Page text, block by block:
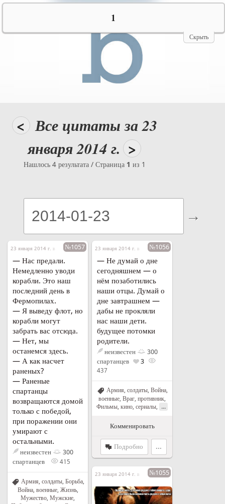
< Все цитаты за 23
января 2014 г. >
Нашлось 4 результата / Страница 1 из 1
23 января 2014 г. в 17:17№1057
— Нас предали.
Немедленно уводи
корабли. Это наш
последний день в
Фермопилах.
— Я выведу флот, но
корабли могут
забрать вас отсюда.
— Нет, мы
останемся здесь.
— А как насчет
раненых?
— Раненые
спартанцы
возвращаются домой
только с победой,
при поражении они
умирают с
остальными.
неизвестен
300
спартанцев
415
Армия, солдаты, Борьба,
Война, военные, Жизнь,
Мужество Мужские
23 января 2014 г. в 17:14№1056
— Не думай о дне
сегодняшнем — о
нём позаботились
наши отцы. Думай о
дне завтрашнем —
дабы не прокляли
нас наши дети.
будущее потомки
родители.
неизвестен
300
спартанцев
3
437
Армия, солдаты, Война,
военные Враг, противник
Фильмы, кино, сериалы
...
Комменировать
Подробно ...
23 января 2014 г. в 16:57№1055
Скрыть
1